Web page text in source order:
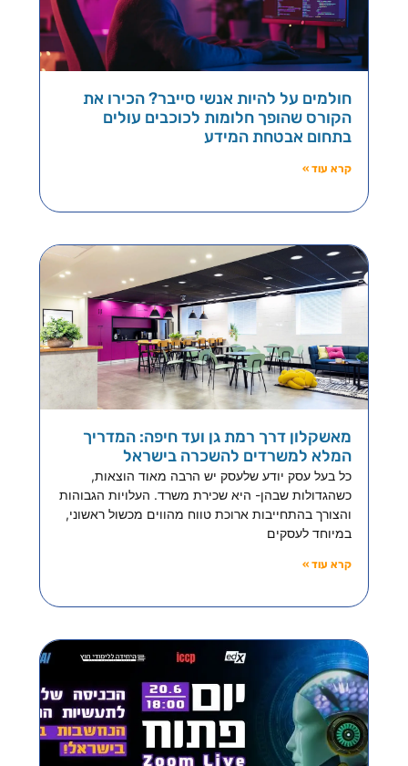
חולמים על להיות אנשי סייבר? הכירו את
הקורס שהופך חלומות לכוכבים עולים
בתחום אבטחת המידע
קרא עוד »
מאשקלון דרך רמת גן ועד חיפה: המדריך
המלא למשרדים להשכרה בישראל
כל בעל עסק יודע שלעסק יש הרבה מאוד הוצאות,
כשהגדולות שבהן- היא שכירת משרד. העלויות הגבוהות
והצורך בהתחייבות ארוכת טווח מהווים מכשול ראשוני,
במיוחד לעסקים
קרא עוד »